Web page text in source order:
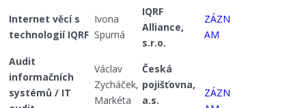
Internet věcí s
technologií IQRF
Ivona
Spurná
IQRF
Alliance,
s.r.o.
ZÁZN
AM
Audit
informačních
systémů / IT
Václav
Zycháček,
Markéta
Česká
pojišťovna,
a.s.
ZÁZN